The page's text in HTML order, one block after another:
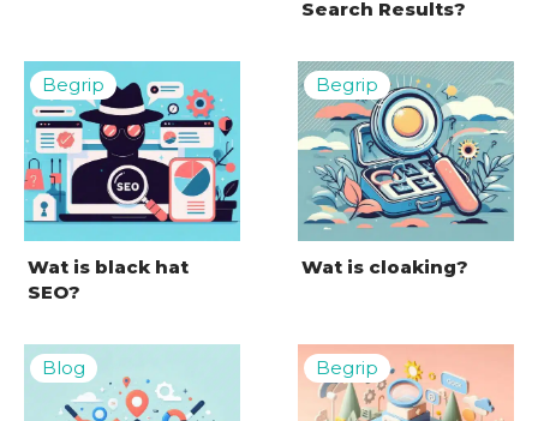
Search Results?
Wat is black hat
SEO?
Wat is cloaking?